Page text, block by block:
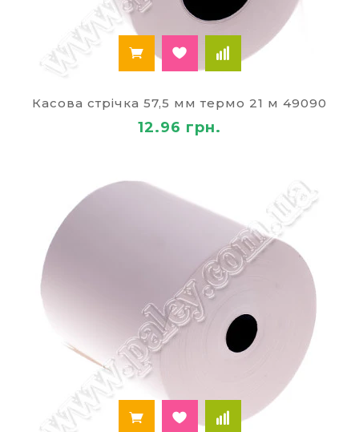
використовується більшістю організацій. Ця
технологія найбільш економічна і зручна в
роботі. Впливаючи високою температурою на
касову стрічку, на ній можна відобразити всю
необхідну інформацію. Оскільки не потрібно
термопринтери — найбільш вигідний спосіб
друку на сьогоднішній день. Касова стрічка має
іншому місті України). Вона буває різної
ширини (від 28,5 до 80 мм), а також різної
довжини (від 19 до 60 м). На сайті
представлений великий асортимент, з якого ви
можете вибрати той товар, який відповідає всім
вашим вимогам.
Популярні товари і вироби з паперу в нашому
інтернет-магазині
офісний папір;
кольоровий папір;
папір для принтера
блокноти
на спіралі і без, дитячі і для офісу;
ділові щоденники датовані і недатовані;
бізнес щоденник для офісу;
Касова стрічка 57,5 мм термо 21 м 49090
12.96 грн.